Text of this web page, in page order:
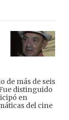
de más de seis
distinguido
en
del cine